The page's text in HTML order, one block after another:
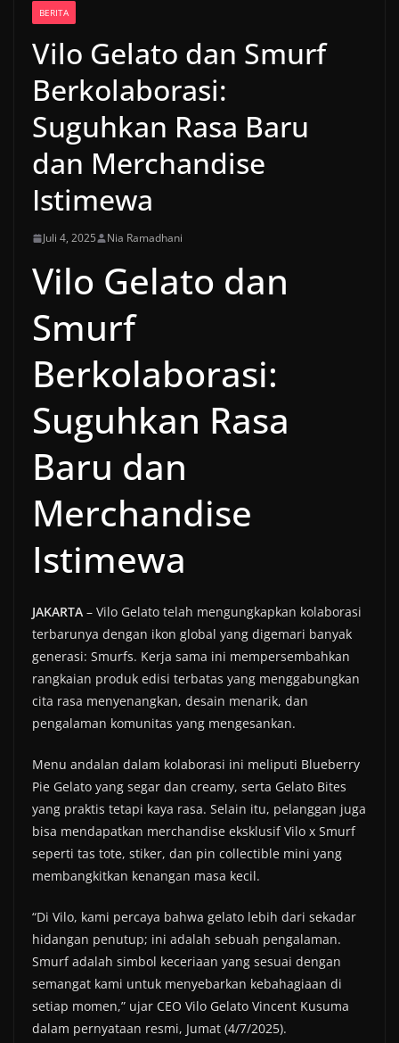
BERITA
Vilo Gelato dan Smurf
Berkolaborasi:
Suguhkan Rasa Baru
dan Merchandise
Istimewa
Juli 4, 2025 Nia Ramadhani
Vilo Gelato dan
Smurf
Berkolaborasi:
Suguhkan Rasa
Baru dan
Merchandise
Istimewa
JAKARTA – Vilo Gelato telah mengungkapkan kolaborasi
terbarunya dengan ikon global yang digemari banyak
generasi: Smurfs. Kerja sama ini mempersembahkan
rangkaian produk edisi terbatas yang menggabungkan
cita rasa menyenangkan, desain menarik, dan
pengalaman komunitas yang mengesankan.
Menu andalan dalam kolaborasi ini meliputi Blueberry
Pie Gelato yang segar dan creamy, serta Gelato Bites
yang praktis tetapi kaya rasa. Selain itu, pelanggan juga
bisa mendapatkan merchandise eksklusif Vilo x Smurf
seperti tas tote, stiker, dan pin collectible mini yang
membangkitkan kenangan masa kecil.
“Di Vilo, kami percaya bahwa gelato lebih dari sekadar
hidangan penutup; ini adalah sebuah pengalaman.
Smurf adalah simbol keceriaan yang sesuai dengan
semangat kami untuk menyebarkan kebahagiaan di
setiap momen,” ujar CEO Vilo Gelato Vincent Kusuma
dalam pernyataan resmi, Jumat (4/7/2025).